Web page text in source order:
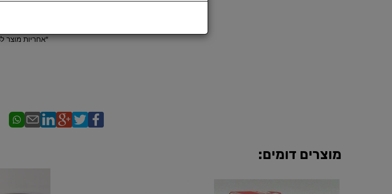
​*אחריות מוצר ל3 חודשים או 6000 קמ מתאריך הרכישה
מוצרים דומים: